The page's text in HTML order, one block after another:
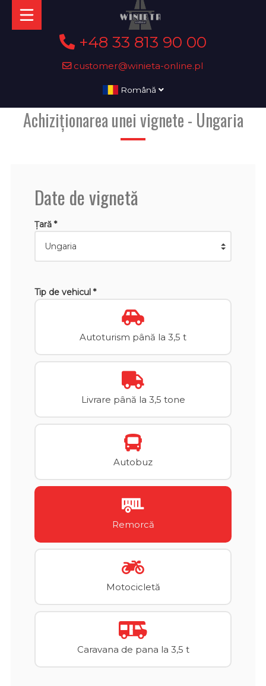
+48 33 813 90 00
customer@winieta-online.pl
Română
Achiziționarea unei vignete - Ungaria
Date de vignetă
Țară *
Tip de vehicul *
Autoturism până la 3,5 t
Livrare până la 3,5 tone
Autobuz
Remorcă
Motocicletă
Caravana de pana la 3,5 t